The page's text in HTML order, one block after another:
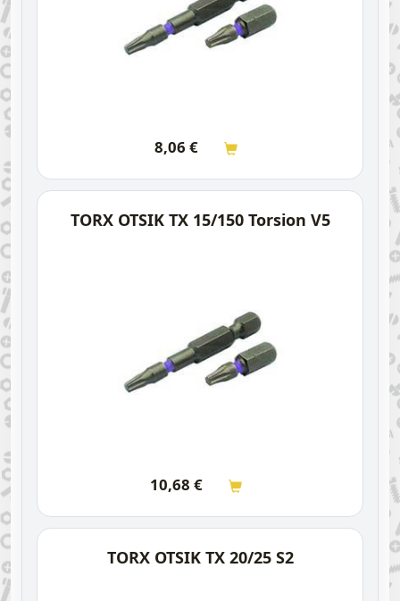
8,06 €
TORX OTSIK TX 15/150 Torsion V5
10,68 €
TORX OTSIK TX 20/25 S2